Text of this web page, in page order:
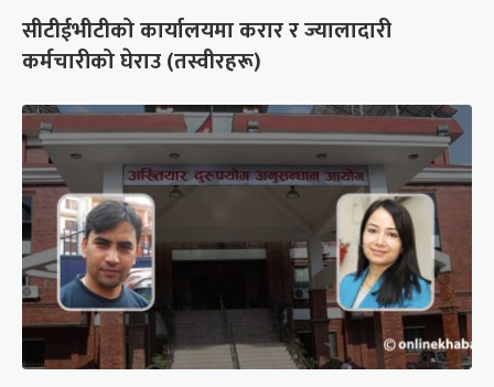
सीटीईभीटीको कार्यालयमा करार र ज्यालादारी
कर्मचारीको घेराउ (तस्वीरहरू)